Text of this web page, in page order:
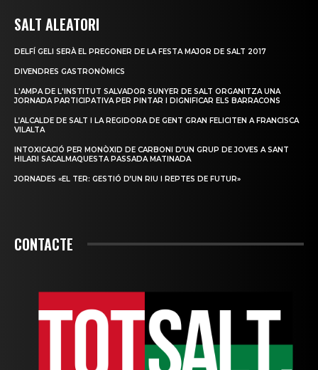
SALT ALEATORI
DELFÍ GELI SERÀ EL PREGONER DE LA FESTA MAJOR DE SALT 2017
DIVENDRES GASTRONÒMICS
L'AMPA DE L'INSTITUT SALVADOR SUNYER DE SALT ORGANITZA UNA
JORNADA PARTICIPATIVA PER PINTAR I DIGNIFICAR ELS BARRACONS
L’ALCALDE DE SALT I LA REGIDORA DE GENT GRAN FELICITEN A FRANCISCA
VILALTA
INTOXICACIÓ PER MONÒXID DE CARBONI D’UN GRUP DE JOVES A SANT
HILARI SACALMAQUESTA PASSADA MATINADA
JORNADES «EL TER: GESTIÓ D’UN RIU I REPTES DE FUTUR»
CONTACTE